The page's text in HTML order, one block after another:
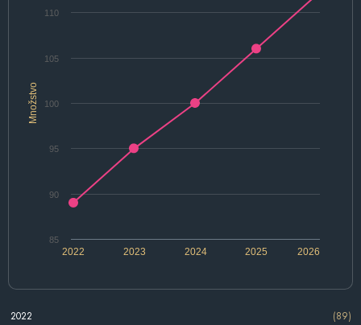
Množstvo
2022 2024 2026
2023 2025
85
90
95
100
105
110
2022
(89)